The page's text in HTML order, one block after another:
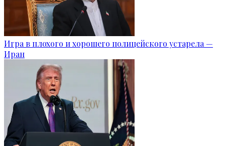
Игра в плохого и хорошего полицейского устарела —
Иран